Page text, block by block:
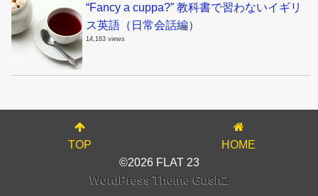
“Fancy a cuppa?” 教科書で習わないイギリ
ス英語（日常会話編）
14,163 views
TOP
HOME
©2026 FLAT 23
WordPress Theme Gush2